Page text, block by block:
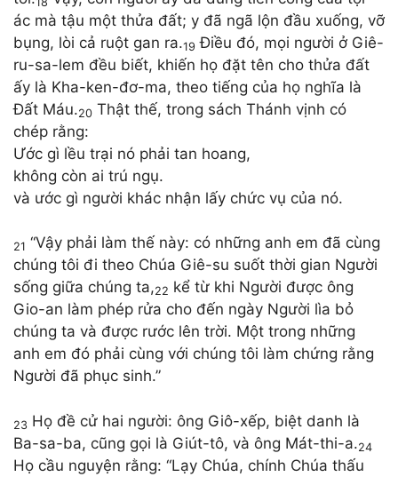
ác mà tậu một thửa đất; y đã ngã lộn đầu xuống, vỡ
bụng, lòi cả ruột gan ra.19 Điều đó, mọi người ở Giê-
ru-sa-lem đều biết, khiến họ đặt tên cho thửa đất
ấy là Kha-ken-đơ-ma, theo tiếng của họ nghĩa là
Đất Máu.20 Thật thế, trong sách Thánh vịnh có
chép rằng:
Ước gì lều trại nó phải tan hoang,
không còn ai trú ngụ.
và ước gì người khác nhận lấy chức vụ của nó.
21 “Vậy phải làm thế này: có những anh em đã cùng
chúng tôi đi theo Chúa Giê-su suốt thời gian Người
sống giữa chúng ta,22 kể từ khi Người được ông
Gio-an làm phép rửa cho đến ngày Người lìa bỏ
chúng ta và được rước lên trời. Một trong những
anh em đó phải cùng với chúng tôi làm chứng rằng
Người đã phục sinh.”
23 Họ đề cử hai người: ông Giô-xếp, biệt danh là
Ba-sa-ba, cũng gọi là Giút-tô, và ông Mát-thi-a.24
Họ cầu nguyện rằng: “Lạy Chúa, chính Chúa thấu